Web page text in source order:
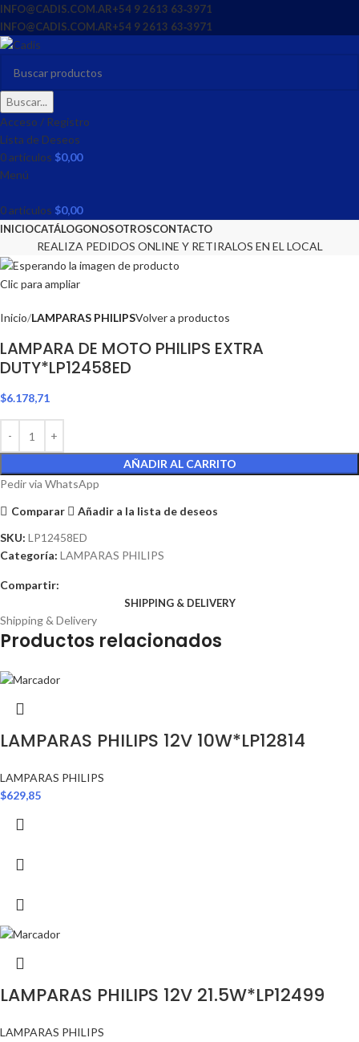
INFO@CADIS.COM.AR‪+54 9 2613 63‑3971‬
INFO@CADIS.COM.AR‪+54 9 2613 63‑3971‬
Buscar...
Acceso / Registro
Lista de Deseos
0artículos $0,00
Menú
0artículos $0,00
INICIOCATÁLOGONOSOTROSCONTACTO
REALIZA PEDIDOS ONLINE Y RETIRALOS EN EL LOCAL
Clic para ampliar
Inicio LAMPARAS PHILIPSVolver a productos
LAMPARA DE MOTO PHILIPS EXTRA
DUTY*LP12458ED
$6.178,71
AÑADIR AL CARRITO
Pedir via WhatsApp
Comparar
Añadir a la lista de deseos
SKU: LP12458ED
Categoría: LAMPARAS PHILIPS
Compartir:
SHIPPING & DELIVERY
Shipping & Delivery
Productos relacionados
LAMPARAS PHILIPS 12V 10W*LP12814
LAMPARAS PHILIPS
$629,85
LAMPARAS PHILIPS 12V 21.5W*LP12499
LAMPARAS PHILIPS